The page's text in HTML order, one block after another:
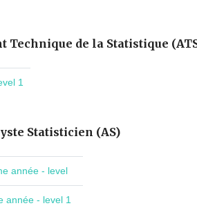
Technique de la Statistique
1
Statisticien (AS)
année - level
année - level 1